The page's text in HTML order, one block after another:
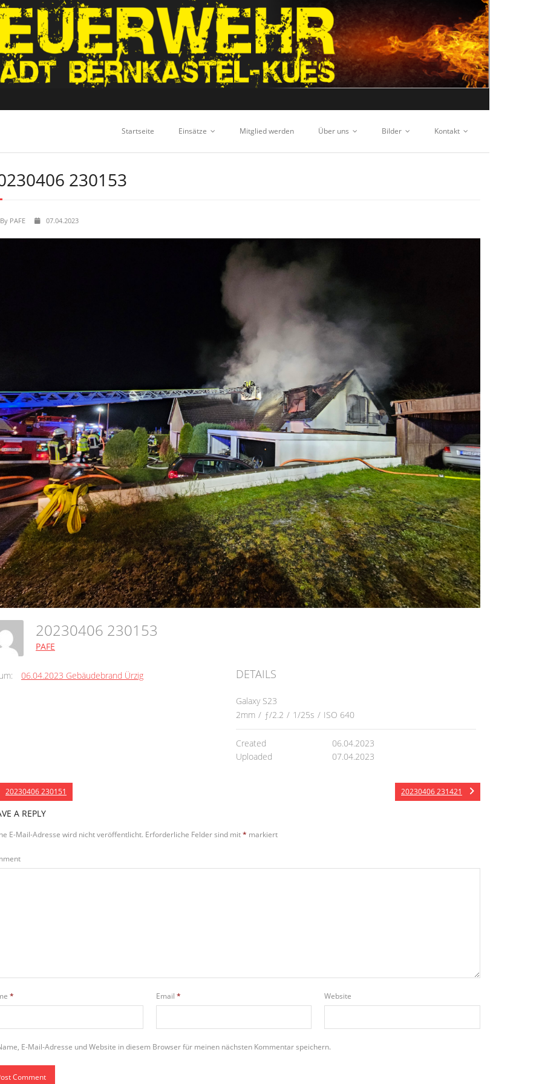
Startseite Einsätze Mitglied werden Über uns Bilder Kontakt
230153
By PAFE 07.04.2023
20230406 230153
PAFE
06.04.2023 Gebäudebrand Ürzig DETAILS
Galaxy S23
2mm / ƒ/2.2 / 1/25s / ISO 640
Created
06.04.2023
Uploaded
07.04.2023
20230406 230151 20230406 231421
A REPLY
E-Mail-Adresse wird nicht veröffentlicht. Erforderliche Felder sind mit* markiert
* Email * Website
E-Mail-Adresse und Website in diesem Browser für meinen nächsten Kommentar speichern.